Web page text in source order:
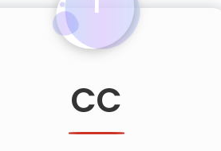
CC